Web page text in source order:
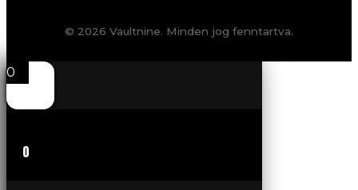
© 2026 Vaultnine. Minden jog fenntartva.
0
0